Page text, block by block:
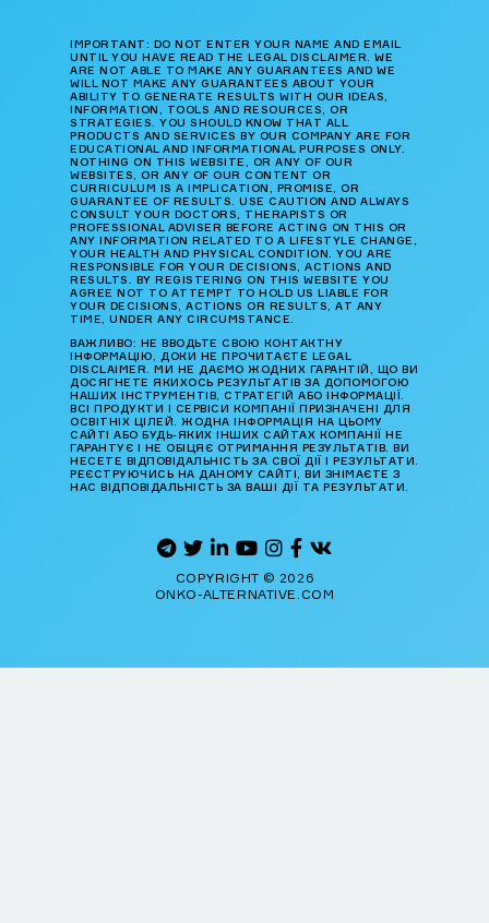
IMPORTANT: DO NOT ENTER YOUR NAME AND EMAIL
UNTIL YOU HAVE READ THE LEGAL DISCLAIMER. WE
ARE NOT ABLE TO MAKE ANY GUARANTEES AND WE
WILL NOT MAKE ANY GUARANTEES ABOUT YOUR
ABILITY TO GENERATE RESULTS WITH OUR IDEAS,
INFORMATION, TOOLS AND RESOURCES, OR
STRATEGIES. YOU SHOULD KNOW THAT ALL
PRODUCTS AND SERVICES BY OUR COMPANY ARE FOR
EDUCATIONAL AND INFORMATIONAL PURPOSES ONLY.
NOTHING ON THIS WEBSITE, OR ANY OF OUR
WEBSITES, OR ANY OF OUR CONTENT OR
CURRICULUM IS A IMPLICATION, PROMISE, OR
GUARANTEE OF RESULTS. USE CAUTION AND ALWAYS
CONSULT YOUR DOCTORS, THERAPISTS OR
PROFESSIONAL ADVISER BEFORE ACTING ON THIS OR
ANY INFORMATION RELATED TO A LIFESTYLE CHANGE,
YOUR HEALTH AND PHYSICAL CONDITION. YOU ARE
RESPONSIBLE FOR YOUR DECISIONS, ACTIONS AND
RESULTS. BY REGISTERING ON THIS WEBSITE YOU
AGREE NOT TO ATTEMPT TO HOLD US LIABLE FOR
YOUR DECISIONS, ACTIONS OR RESULTS, AT ANY
TIME, UNDER ANY CIRCUMSTANCE.
ВАЖЛИВО: НЕ ВВОДЬТЕ СВОЮ КОНТАКТНУ
ІНФОРМАЦІЮ, ДОКИ НЕ ПРОЧИТАЄТЕ LEGAL
DISCLAIMER. МИ НЕ ДАЄМО ЖОДНИХ ГАРАНТІЙ, ЩО ВИ
ДОСЯГНЕТЕ ЯКИХОСЬ РЕЗУЛЬТАТІВ ЗА ДОПОМОГОЮ
НАШИХ ІНСТРУМЕНТІВ, СТРАТЕГІЙ АБО ІНФОРМАЦІЇ.
ВСІ ПРОДУКТИ І СЕРВІСИ КОМПАНІЇ ПРИЗНАЧЕНІ ДЛЯ
ОСВІТНІХ ЦІЛЕЙ. ЖОДНА ІНФОРМАЦІЯ НА ЦЬОМУ
САЙТІ АБО БУДЬ-ЯКИХ ІНШИХ САЙТАХ КОМПАНІЇ НЕ
ГАРАНТУЄ І НЕ ОБІЦЯЄ ОТРИМАННЯ РЕЗУЛЬТАТІВ. ВИ
НЕСЕТЕ ВІДПОВІДАЛЬНІСТЬ ЗА СВОЇ ДІЇ І РЕЗУЛЬТАТИ.
РЕЄСТРУЮЧИСЬ НА ДАНОМУ САЙТІ, ВИ ЗНІМАЄТЕ З
НАС ВІДПОВІДАЛЬНІСТЬ ЗА ВАШІ ДІЇ ТА РЕЗУЛЬТАТИ.
COPYRIGHT © 2026
ONKO-ALTERNATIVE.COM